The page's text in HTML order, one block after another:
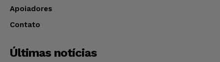
Apoiadores
Contato
Últimas notícias